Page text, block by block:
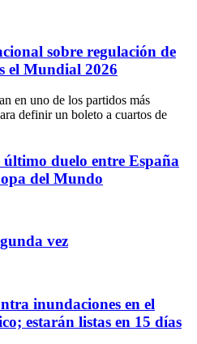
sobre regulación de
el Mundial 2026
duelo entre España
del Mundo
vez
inundaciones en el
estarán listas en 15 días